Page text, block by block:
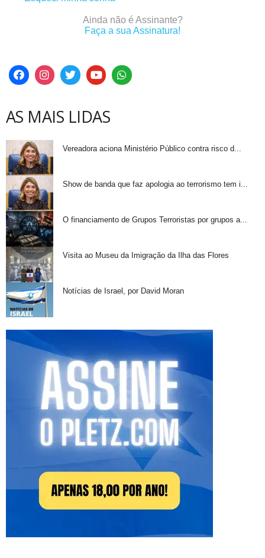
Ainda não é Assinante?
Faça a sua Assinatura!
AS MAIS LIDAS
Vereadora aciona Ministério Público contra risco d...
Show de banda que faz apologia ao terrorismo tem i...
O financiamento de Grupos Terroristas por grupos a...
Visita ao Museu da Imigração da Ilha das Flores
Notícias de Israel, por David Moran